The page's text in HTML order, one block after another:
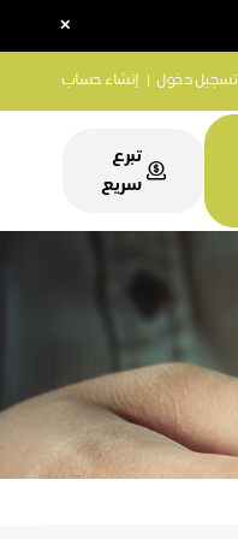
×
تسجيل دخول | إنشاء حساب
تبرع
سريع